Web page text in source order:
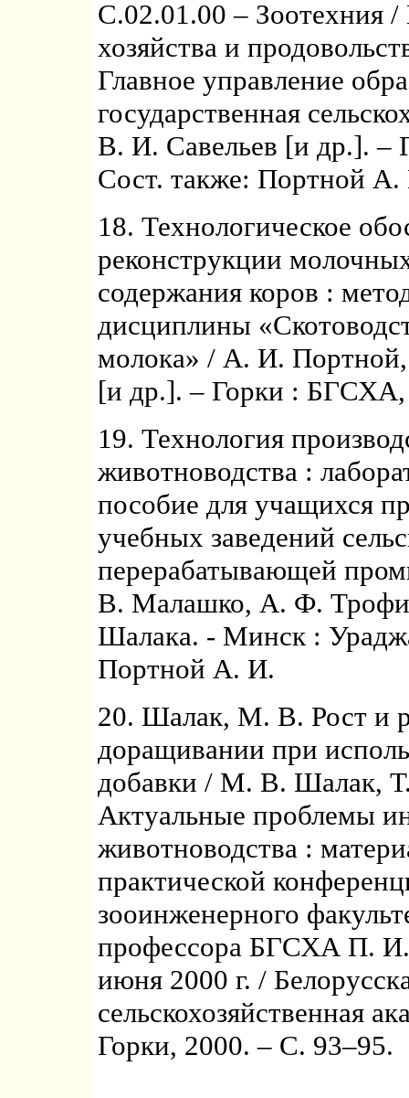
С.02.01.00 – Зоотехния /
хозяйства и
Главное управление
государственная
В. И. Савельев [и др.]. –
Сост. также: Портной
18. Технологическое
реконструкции
содержания коров :
дисциплины
молока» / А. И.
[и др.]. – Горки : БГСХА,
19. Технология
животноводства :
пособие для учащихся
учебных заведений
перерабатывающей
В. Малашко, А. Ф.
Шалака. - Минск :
Портной А. И.
20. Шалак, М. В. Рост и
доращивании при
добавки / М. В. Шалак,
Актуальные проблемы
животноводства :
практической
зооинженерного
профессора БГСХА П.
июня 2000 г. /
сельскохозяйственная
Горки, 2000. – С. 93–95.